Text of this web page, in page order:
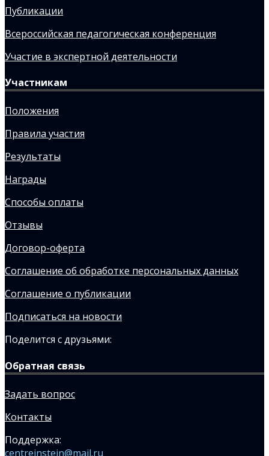
Публикации
Всероссийская педагогическая конференция
Участие в экспертной деятельности
Участникам
Положения
Правила участия
Результаты
Награды
Способы оплаты
Отзывы
Договор-оферта
Соглашение об обработке персональных данных
Соглашение о публикации
Подписаться на новости
Поделится с друзьями:
Обратная связь
Задать вопрос
Контакты
Поддержка:
centreinstein@mail.ru